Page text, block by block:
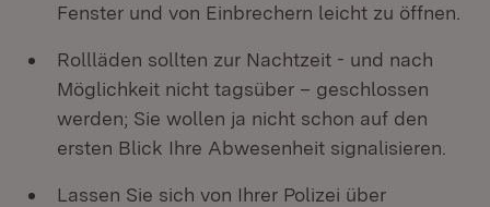
Fenster und von Einbrechern leicht zu öffnen.
Rollläden sollten zur Nachtzeit - und nach
Möglichkeit nicht tagsüber – geschlossen
werden; Sie wollen ja nicht schon auf den
ersten Blick Ihre Abwesenheit signalisieren.
Lassen Sie sich von Ihrer Polizei über